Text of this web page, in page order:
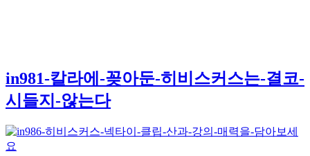
in981-칼라에-꽂아둔-히비스커스는-결코-
시들지-않는다